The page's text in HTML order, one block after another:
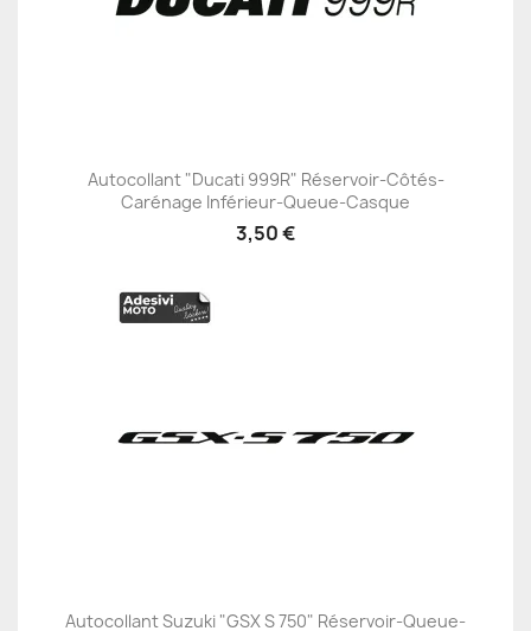
Autocollant "Ducati 999R" Réservoir-Côtés-
Carénage Inférieur-Queue-Casque
3,50 €
Autocollant Suzuki "GSX S 750" Réservoir-Queue-